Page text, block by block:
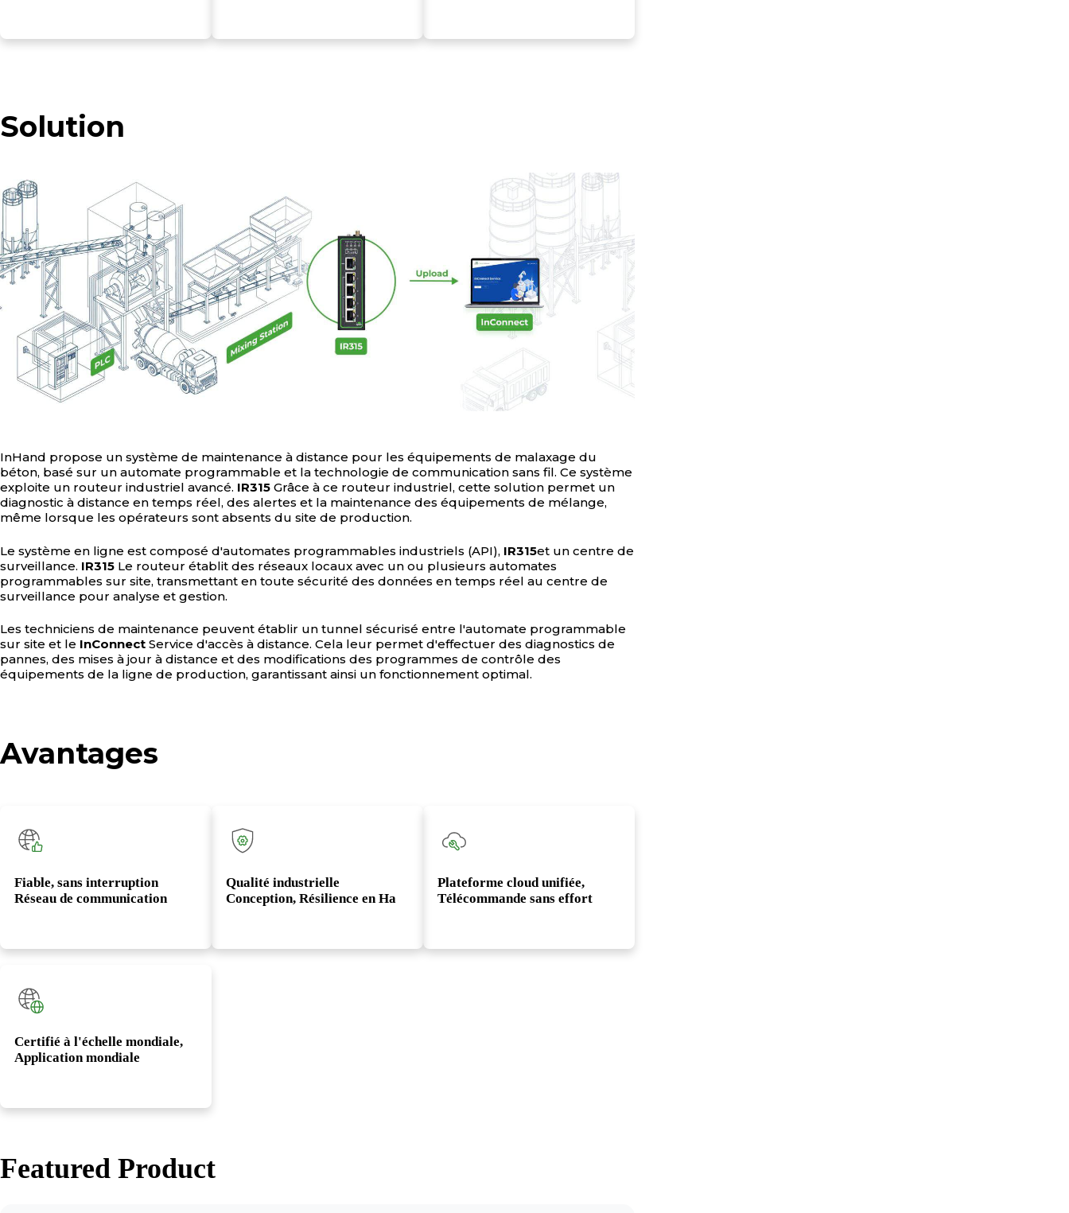
Solution
InHand propose un système de maintenance à distance pour les équipements de malaxage du
béton, basé sur un automate programmable et la technologie de communication sans fil. Ce système
exploite un routeur industriel avancé. IR315 Grâce à ce routeur industriel, cette solution permet un
diagnostic à distance en temps réel, des alertes et la maintenance des équipements de mélange,
même lorsque les opérateurs sont absents du site de production.
Le système en ligne est composé d'automates programmables industriels (API), IR315et un centre de
surveillance. IR315 Le routeur établit des réseaux locaux avec un ou plusieurs automates
programmables sur site, transmettant en toute sécurité des données en temps réel au centre de
surveillance pour analyse et gestion.
Les techniciens de maintenance peuvent établir un tunnel sécurisé entre l'automate programmable
sur site et le InConnect Service d'accès à distance. Cela leur permet d'effectuer des diagnostics de
pannes, des mises à jour à distance et des modifications des programmes de contrôle des
équipements de la ligne de production, garantissant ainsi un fonctionnement optimal.
Avantages
Fiable, sans interruption
Réseau de communication
Qualité industrielle
Conception, Résilience en Ha
Plateforme cloud unifiée,
Télécommande sans effort
Certifié à l'échelle mondiale,
Application mondiale
Featured Product